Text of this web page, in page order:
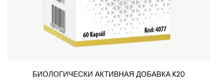
БИОЛОГИЧЕСКИ АКТИВНАЯ ДОБАВКА K20